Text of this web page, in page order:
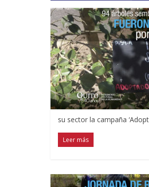
su sector la campaña
Leer más